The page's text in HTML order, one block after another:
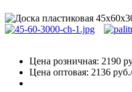
Цена розничная: 2190
Цена оптовая: 2136